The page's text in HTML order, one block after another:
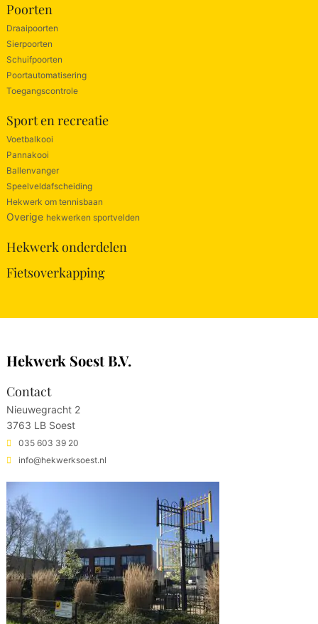
Poorten
Draaipoorten
Sierpoorten
Schuifpoorten
Poortautomatisering
Toegangscontrole
Sport en recreatie
Voetbalkooi
Pannakooi
Ballenvanger
Speelveldafscheiding
Hekwerk om tennisbaan
Overige hekwerken sportvelden
Hekwerk onderdelen
Fietsoverkapping
Hekwerk Soest B.V.
Contact
Nieuwegracht 2
3763 LB Soest
035 603 39 20
info@hekwerksoest.nl